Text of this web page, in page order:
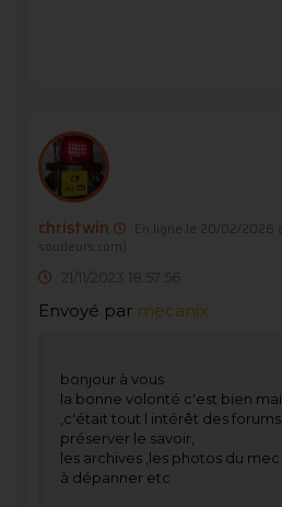
christwin En ligne le 20/02/2026
soudeurs.com)
21/11/2023 18:57:56
Envoyé par mecanix
bonjour à vous
la bonne volonté c'est bien
,c'était tout l intérêt des
préserver le savoir,
les archives ,les photos du mec
à dépanner etc